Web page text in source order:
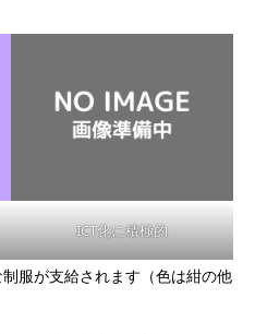
ICT化に積極的
服が支給されます（色は紺の他